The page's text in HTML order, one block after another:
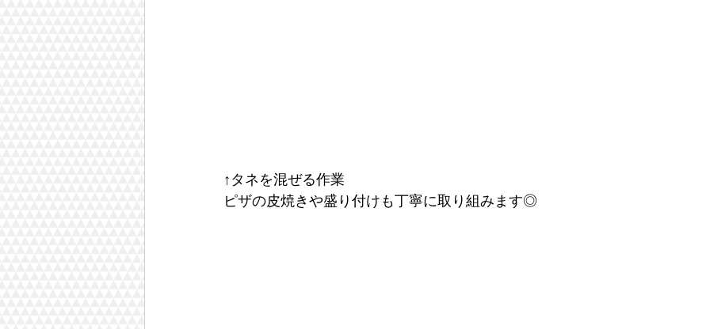
↑タネを混ぜる作業
ピザの皮焼きや盛り付けも丁寧に取り組みます◎